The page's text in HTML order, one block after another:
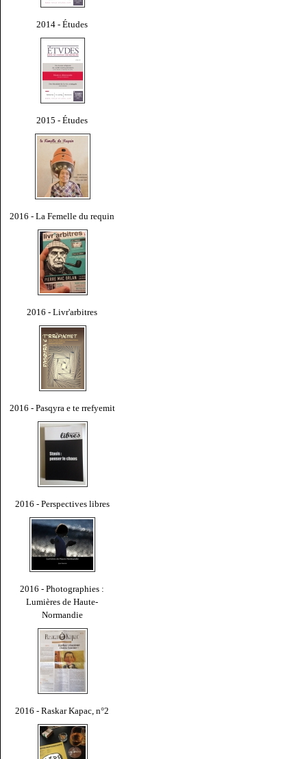
2014 - Études
2015 - Études
2016 - La Femelle du requin
2016 - Livr'arbitres
2016 - Pasqyra e te rrefyemit
2016 - Perspectives libres
2016 - Photographies :
Lumières de Haute-
Normandie
2016 - Raskar Kapac, n°2